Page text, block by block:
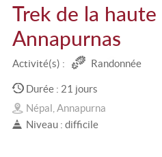
Trek de la
Annapurnas
Activité(s) : Randonnée
Durée : 21 jours
Népal, Annapurna
Niveau : difficile